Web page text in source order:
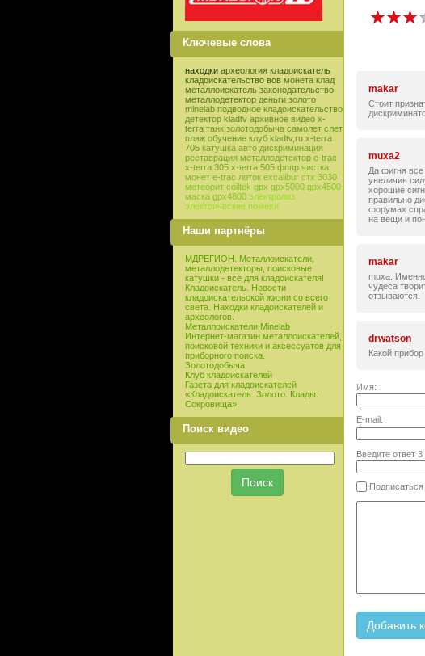
Ключевые слова
находки археология кладоискатель
кладоискательство вов монета клад
металлоискатель законодательство
металлодетектор деньги золото
minelab подводное кладоискательство
детектор kladtv архивное видео x-
terra танк золотодобыча самолет слет
пляж обучение клуб kladtv,ru x-terra
705 катушка авто дискриминация
реставрация металлодетектор e-trac
x-terra 305 x-terra 505 фппр чистка
монет e-trac лоток excalibur стх 3030
метеорит coiltek gpx gpx5000 gpx4500
маска gpx4800 электролиз
электрические помехи
Наши партнёры
МДРЕГИОН. Металлоискатели,
металлодетекторы, поисковые
катушки - все для кладоискателя!
Кладоискатель. Новости
кладоискательской жизни со всего
света. Находки кладоискателей и
археологов.
Металлоискатели Minelab
Интернет-магазин металлоискателей,
поисковой техники и аксессуатов для
приборного поиска.
Золотодобыча
Клуб кладоискателей
Газета для кладоискателей
«Кладоискатель. Золото. Клады.
Сокровища».
Поиск видео
makar
Стоит
muxa2
Да фигня
увеличив
хорошие
правильно
форумах
на вещи и
makar
muxa.
чудеса
отзываются.
drwatson
Какой
Имя:
E-mail:
Введите ответ 3
Подписаться